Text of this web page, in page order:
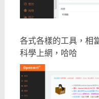
各式各樣的工具，相
科學上網，哈哈